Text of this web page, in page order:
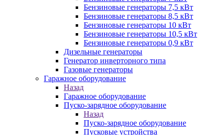
Бензиновые генераторы 7,5 кВт
Бензиновые генераторы 8,5 кВт
Бензиновые генераторы 10 кВт
Бензиновые генераторы 10,5 кВт
Бензиновые генераторы 0,9 кВт
Дизельные генераторы
Генератор инверторного типа
Газовые генераторы
Гаражное оборудование
Назад
Гаражное оборудование
Пуско-зарядное оборудование
Назад
Пуско-зарядное оборудование
Пусковые устройства